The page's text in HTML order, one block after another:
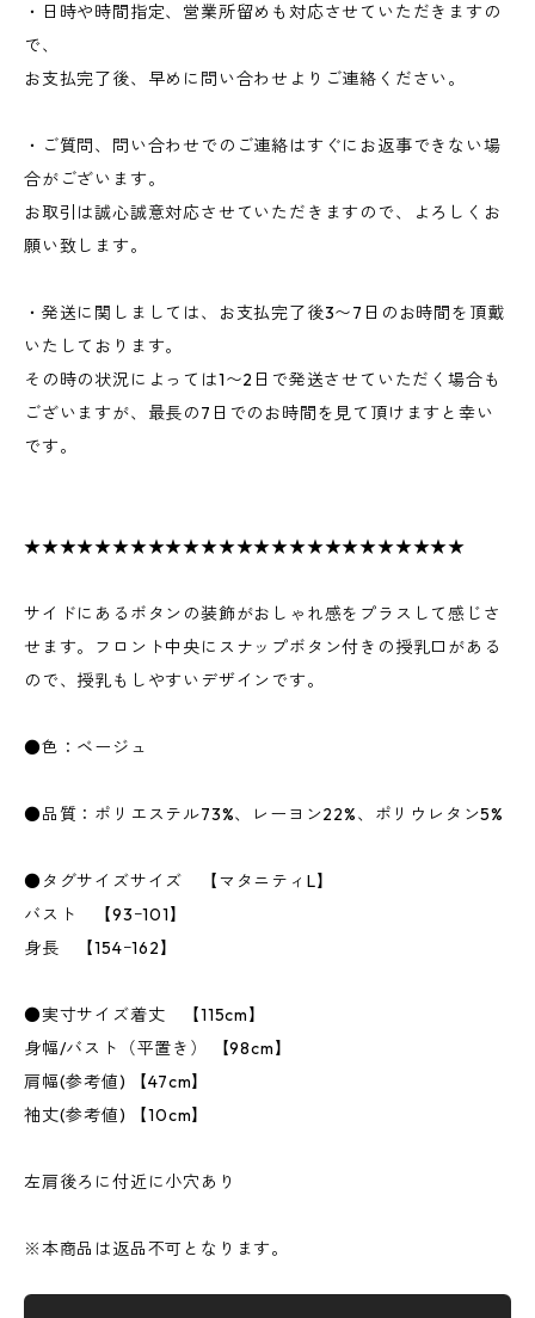
・日時や時間指定、営業所留めも対応させていただきますの
で、
お支払完了後、早めに問い合わせよりご連絡ください。
・ご質問、問い合わせでのご連絡はすぐにお返事できない場
合がございます。
お取引は誠心誠意対応させていただきますので、よろしくお
願い致します。
・発送に関しましては、お支払完了後3〜7日のお時間を頂戴
いたしております。
その時の状況によっては1〜2日で発送させていただく場合も
ございますが、最長の7日でのお時間を見て頂けますと幸い
です。
★★★★★★★★★★★★★★★★★★★★★★★★★
サイドにあるボタンの装飾がおしゃれ感をプラスして感じさ
せます。フロント中央にスナップボタン付きの授乳口がある
ので、授乳もしやすいデザインです。
●色：ベージュ
●品質：ポリエステル73%、レーヨン22%、ポリウレタン5%
●タグサイズサイズ 【マタニティL】
バスト 【93ｰ101】
身長 【154ｰ162】
●実寸サイズ着丈 【115cm】
身幅/バスト（平置き） 【98cm】
肩幅(参考値) 【47cm】
袖丈(参考値) 【10cm】
左肩後ろに付近に小穴あり
※本商品は返品不可となります。